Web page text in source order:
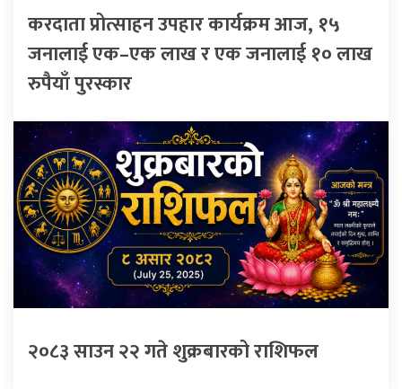
करदाता प्रोत्साहन उपहार कार्यक्रम आज, १५
जनालाई एक–एक लाख र एक जनालाई १० लाख
रुपैयाँ पुरस्कार
२०८३ साउन २२ गते शुक्रबारको राशिफल